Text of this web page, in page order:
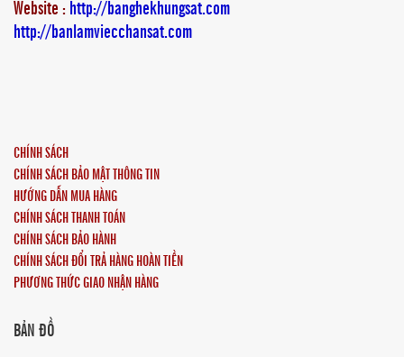
Website : http://banghekhungsat.com
http://banlamviecchansat.com
CHÍNH SÁCH
CHÍNH SÁCH BẢO MẬT THÔNG TIN
HƯỚNG DẪN MUA HÀNG
CHÍNH SÁCH THANH TOÁN
CHÍNH SÁCH BẢO HÀNH
CHÍNH SÁCH ĐỔI TRẢ HÀNG HOÀN TIỀN
PHƯƠNG THỨC GIAO NHẬN HÀNG
BẢN ĐỒ